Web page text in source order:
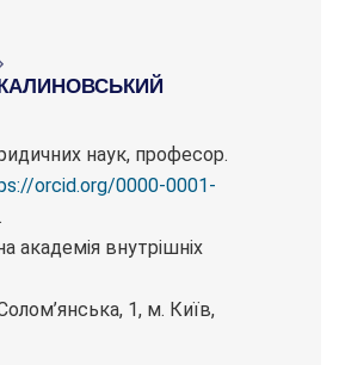
наук, професор.
orcid.org/0000-0001-
.
академія внутрішніх
1, м. Київ,